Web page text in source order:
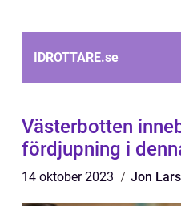
IDROTTARE.se
Västerbotten
fördjupning i
14 oktober 2023 Jon